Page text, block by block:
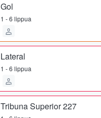
Gol
1 - 6 lippua
Lateral
1 - 6 lippua
Tribuna Superior 227